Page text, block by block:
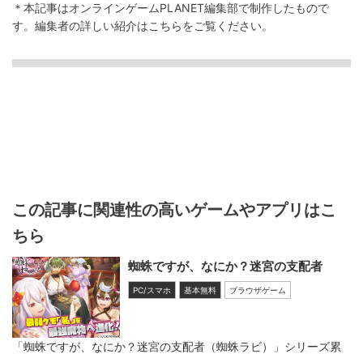
＊本記事はオンラインゲームPLANET編集部で制作したもので
す。 編集者の詳しい紹介はこちらをご覧ください。
この記事に関連性の高いゲームやアプリはこ
ちら
蜘蛛ですが、なにか？迷宮の支配者
PC/スマホ 基本無料 ブラウザゲーム
「蜘蛛ですが、なにか？迷宮の支配者（蜘蛛ラビ）」シリーズ累